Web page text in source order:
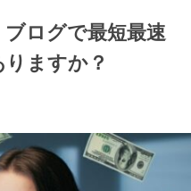
ブログで最短最速
ますか？